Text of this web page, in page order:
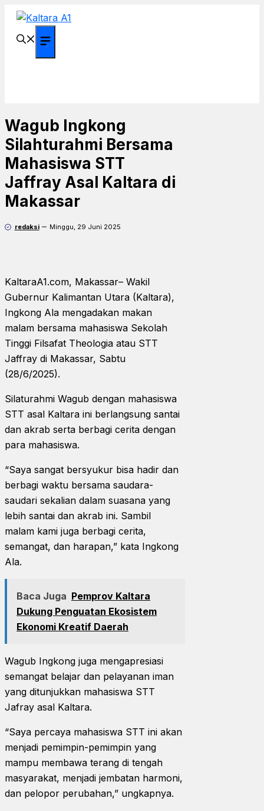
Langsung
Wagub Ingkong
Silahturahmi Bersama
Mahasiswa STT
Jaffray Asal Kaltara di
Makassar
redaksi Minggu, 29 Juni 2025
KaltaraA1.com, Makassar– Wakil
Gubernur Kalimantan Utara (Kaltara),
Ingkong Ala mengadakan makan
malam bersama mahasiswa Sekolah
Tinggi Filsafat Theologia atau STT
Jaffray di Makassar, Sabtu
(28/6/2025).
Silaturahmi Wagub dengan mahasiswa
STT asal Kaltara ini berlangsung santai
dan akrab serta berbagi cerita dengan
para mahasiswa.
“Saya sangat bersyukur bisa hadir dan
berbagi waktu bersama saudara-
saudari sekalian dalam suasana yang
lebih santai dan akrab ini. Sambil
malam kami juga berbagi cerita,
semangat, dan harapan,” kata Ingkong
Ala.
Baca Juga Pemprov Kaltara
Dukung Penguatan Ekosistem
Ekonomi Kreatif Daerah
Wagub Ingkong juga mengapresiasi
semangat belajar dan pelayanan iman
yang ditunjukkan mahasiswa STT
Jafray asal Kaltara.
“Saya percaya mahasiswa STT ini akan
menjadi pemimpin-pemimpin yang
mampu membawa terang di tengah
masyarakat, menjadi jembatan harmoni,
dan pelopor perubahan,” ungkapnya.